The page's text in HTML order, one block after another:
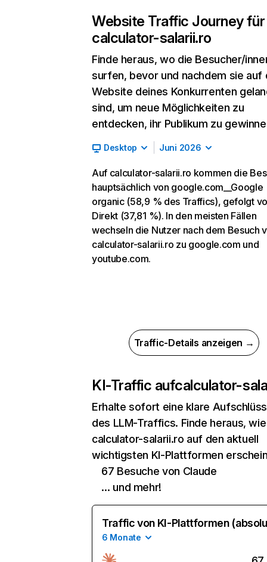
Website Traffic Journey für
calculator-salarii.ro
Finde heraus, wo die Besucher/
surfen, bevor und nachdem sie auf
Website deines Konkurrenten
sind, um neue Möglichkeiten zu
entdecken, ihr Publikum zu
Desktop Juni 2026
Auf calculator-salarii.ro kommen die
hauptsächlich von google.com__Google
organic (58,9 % des Traffics), gefolgt
Direkt (37,81 %). In den meisten Fällen
wechseln die Nutzer nach dem Besuch
calculator-salarii.ro zu google.com und
youtube.com.
Traffic-Details anzeigen →
KI-Traffic aufcalculator-
Erhalte sofort eine klare
des LLM-Traffics. Finde heraus, wie
calculator-salarii.ro auf den aktuell
wichtigsten KI-Plattformen
67 Besuche von Claude
… und mehr!
Traffic von KI-Plattformen
6 Monate